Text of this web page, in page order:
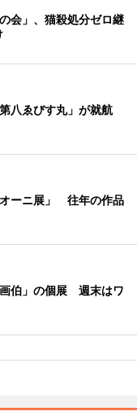
会」、猫殺処分ゼロ継
八ゑびす丸」が就航
ーニ展」 往年の作品
伯」の個展 週末はワ